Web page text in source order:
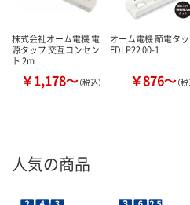
株式会社オーム電機 電
源タップ 交互コンセン
ト 2m
￥1,178～（税込）
オーム電機 節電タ
EDLP22 00-1
￥876～（
人気の商品